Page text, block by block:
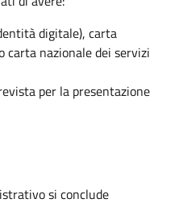
digitale), carta
carta nazionale dei servizi
per la presentazione
si conclude